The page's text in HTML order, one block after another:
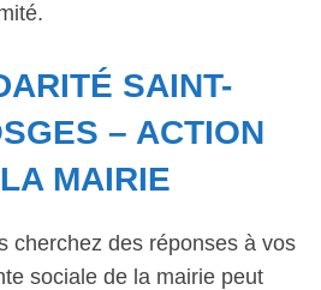
SAINT-
– ACTION
MAIRIE
cherchez des réponses à vos
sociale de la mairie peut